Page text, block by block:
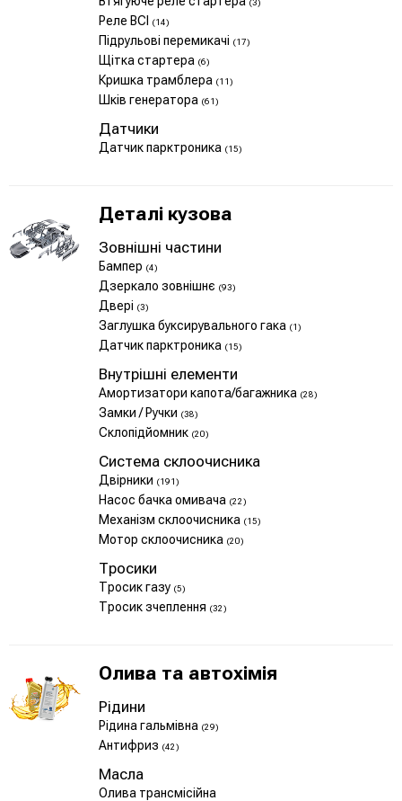
(3)
Реле ВСІ (14)
Підрульові перемикачі (17)
Щітка стартера (6)
Кришка трамблера (11)
Шків генератора (61)
Датчики
Датчик парктроника (15)
Деталі кузова
Зовнішні частини
Бампер (4)
Дзеркало зовнішнє (93)
Двері (3)
Заглушка буксирувального гака (1)
Датчик парктроника (15)
Внутрішні елементи
Амортизатори капота/багажника (28)
Замки / Ручки (38)
Склопідйомник (20)
Система склоочисника
Двірники (191)
Насос бачка омивача (22)
Механізм склоочисника (15)
Мотор склоочисника (20)
Тросики
Тросик газу (5)
Тросик зчеплення (32)
Олива та автохімія
Рідини
Рідина гальмівна (29)
Антифриз (42)
Масла
Олива трансмісійна